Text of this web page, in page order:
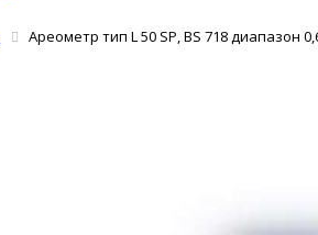
Ареометр тип L 50 SP, BS 718 диапазон